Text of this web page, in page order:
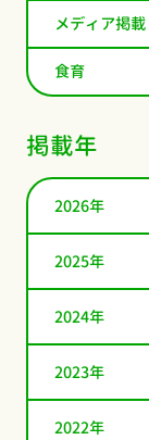
メディア掲載
食育
掲載年
2026年
2025年
2024年
2023年
2022年